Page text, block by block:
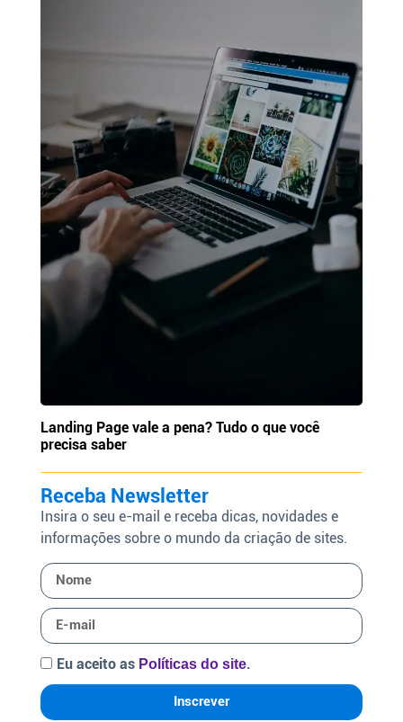
Landing Page vale a pena? Tudo o que você
precisa saber
Receba Newsletter
Insira o seu e-mail e receba dicas, novidades e
informações sobre o mundo da criação de sites.
Eu aceito as Políticas do site.
Inscrever